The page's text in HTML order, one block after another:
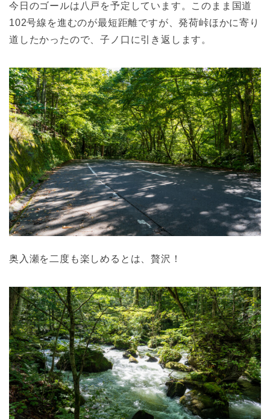
今日のゴールは八戸を予定しています。このまま国道
102号線を進むのが最短距離ですが、発荷峠ほかに寄り
道したかったので、子ノ口に引き返します。
奥入瀬を二度も楽しめるとは、贅沢！